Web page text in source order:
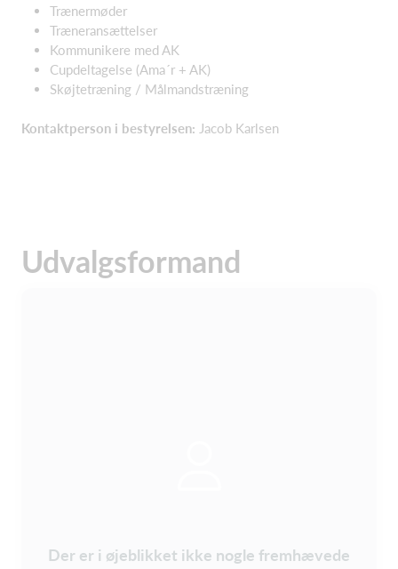
Trænermøder​
Træneransættelser​
Kommunikere med AK​
Cupdeltagelse (Ama´r + AK)​
Skøjtetræning / Målmandstræning
Kontaktperson i bestyrelsen: Jacob Karlsen
Udvalgsformand
Der er i øjeblikket ikke nogle fremhævede